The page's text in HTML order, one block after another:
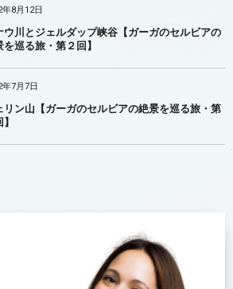
年8月12日
ウ川とジェルダップ峡谷【ガーガのセルビアの
を巡る旅・第２回】
年7月7日
リン山【ガーガのセルビアの絶景を巡る旅・第